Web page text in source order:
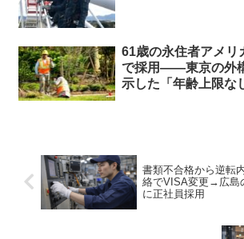
61歳の永住者アメリ
で採用——東京の外
示した「年齢上限な
書類不合格から逆転
絡でVISA変更→広島
に正社員採用